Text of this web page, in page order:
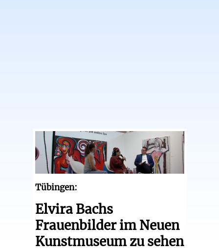
Tübingen:
Elvira Bachs
Frauenbilder im Neuen
Kunstmuseum zu sehen